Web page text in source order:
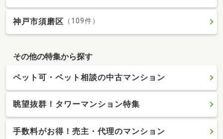
神戸市須磨区 （109件）
その他の特集から探す
ペット可・ペット相談の中古マンション
眺望抜群！タワーマンション特集
手数料がお得！売主・代理のマンション